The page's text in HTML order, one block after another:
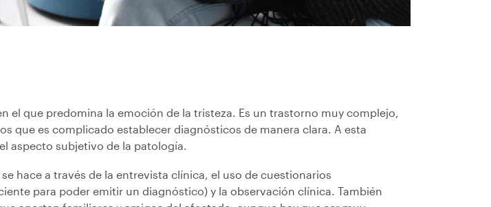
el que predomina la emoción de la tristeza. Es un trastorno muy complejo,
que es complicado establecer diagnósticos de manera clara. A esta
aspecto subjetivo de la patología.
hace a través de la entrevista clínica, el uso de cuestionarios
para poder emitir un diagnóstico) y la observación clínica. También